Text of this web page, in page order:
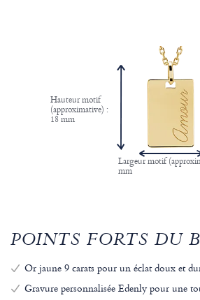
Hauteur motif
(approximative) :
18 mm
Largeur motif
mm
POINTS FORTS DU
Or jaune 9 carats pour un éclat doux et
Gravure personnalisée Edenly pour une